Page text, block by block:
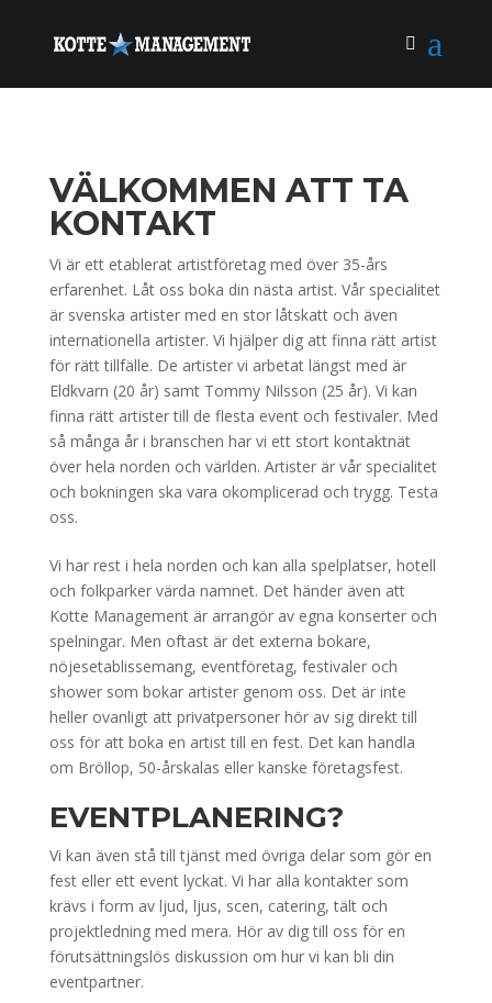
VÄLKOMMEN ATT TA
KONTAKT
Vi är ett etablerat artistföretag med över 35-års
erfarenhet. Låt oss boka din nästa artist. Vår specialitet
är svenska artister med en stor låtskatt och även
internationella artister. Vi hjälper dig att finna rätt artist
för rätt tillfälle. De artister vi arbetat längst med är
Eldkvarn (20 år) samt Tommy Nilsson (25 år). Vi kan
finna rätt artister till de flesta event och festivaler. Med
så många år i branschen har vi ett stort kontaktnät
över hela norden och världen. Artister är vår specialitet
och bokningen ska vara okomplicerad och trygg. Testa
oss.
Vi har rest i hela norden och kan alla spelplatser, hotell
och folkparker värda namnet. Det händer även att
Kotte Management är arrangör av egna konserter och
spelningar. Men oftast är det externa bokare,
nöjesetablissemang, eventföretag, festivaler och
shower som bokar artister genom oss. Det är inte
heller ovanligt att privatpersoner hör av sig direkt till
oss för att boka en artist till en fest. Det kan handla
om Bröllop, 50-årskalas eller kanske företagsfest.
EVENTPLANERING?
Vi kan även stå till tjänst med övriga delar som gör en
fest eller ett event lyckat. Vi har alla kontakter som
krävs i form av ljud, ljus, scen, catering, tält och
projektledning med mera. Hör av dig till oss för en
förutsättningslös diskussion om hur vi kan bli din
eventpartner.